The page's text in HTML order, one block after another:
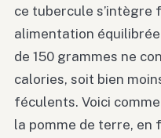
ce tubercule s’intègre
alimentation
de 150 grammes ne
calories, soit bien
féculents. Voici
la pomme de terre, en